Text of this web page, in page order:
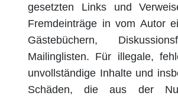
gesetzten Links und
Fremdeinträge in vom Autor
Gästebüchern,
Mailinglisten. Für illegale,
unvollständige Inhalte und
Schäden, die aus der